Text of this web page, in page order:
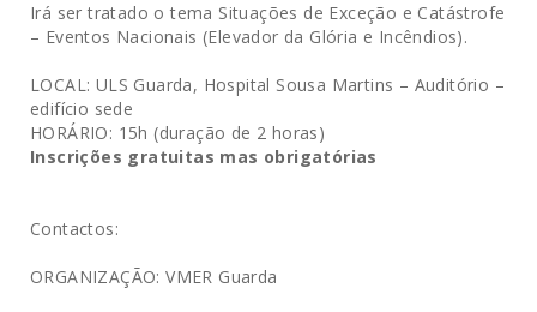
Irá ser tratado o tema Situações de Exceção e Catástrofe
– Eventos Nacionais (Elevador da Glória e Incêndios).
LOCAL: ULS Guarda, Hospital Sousa Martins – Auditório –
edifício sede
HORÁRIO: 15h (duração de 2 horas)
Inscrições gratuitas mas obrigatórias
Contactos:
ORGANIZAÇÃO: VMER Guarda